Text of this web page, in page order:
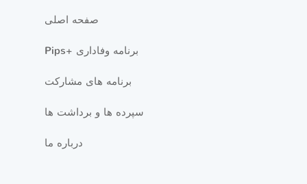
صفحه اصلی
Pips+ برنامه وفاداری
برنامه های مشارکت
سپرده ها و برداشت ها
درباره ما